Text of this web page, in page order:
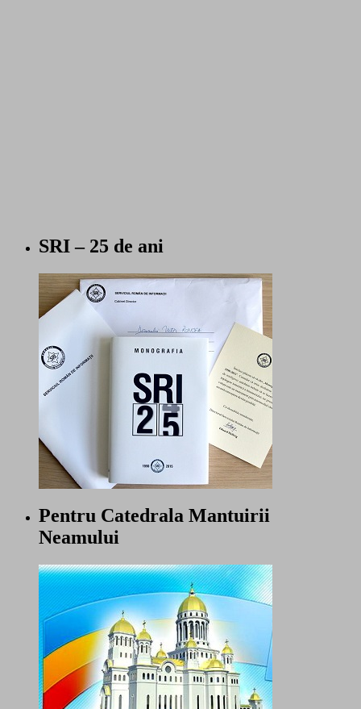
SRI – 25 de ani
Pentru Catedrala Mantuirii
Neamului